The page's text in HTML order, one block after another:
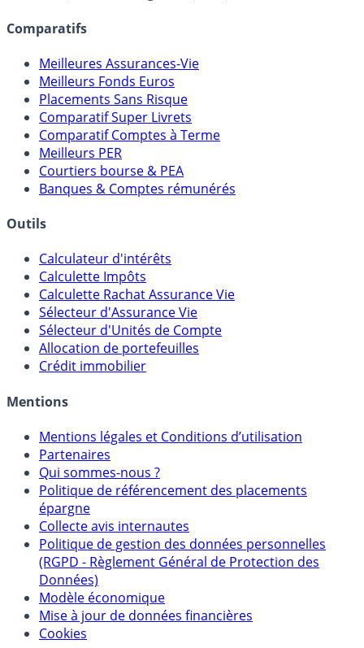
assureurs, sociétés de gestion, CGP, etc.
Comparatifs
Meilleures Assurances-Vie
Meilleurs Fonds Euros
Placements Sans Risque
Comparatif Super Livrets
Comparatif Comptes à Terme
Meilleurs PER
Banques & Comptes rémunérés
Outils
Calculateur d'intérêts
Calculette Impôts
Calculette Rachat Assurance Vie
Sélecteur d'Assurance Vie
Sélecteur d'Unités de Compte
Crédit immobilier
Mentions
Mentions légales et Conditions d’utilisation
Partenaires
Qui sommes-nous ?
Politique de référencement des placements
épargne
Collecte avis internautes
Politique de gestion des données personnelles
(RGPD - Règlement Général de Protection des
Données)
Modèle économique